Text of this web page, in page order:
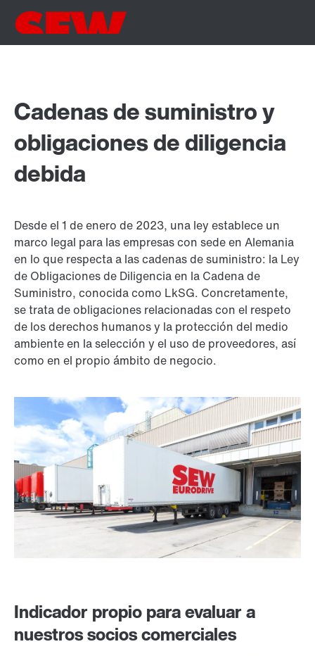
Cadenas de suministro y
obligaciones de diligencia
debida
Desde el 1 de enero de 2023, una ley establece un
marco legal para las empresas con sede en Alemania
en lo que respecta a las cadenas de suministro: la Ley
de Obligaciones de Diligencia en la Cadena de
Suministro, conocida como LkSG. Concretamente,
se trata de obligaciones relacionadas con el respeto
de los derechos humanos y la protección del medio
ambiente en la selección y el uso de proveedores, así
como en el propio ámbito de negocio.
Indicador propio para evaluar a
nuestros socios comerciales